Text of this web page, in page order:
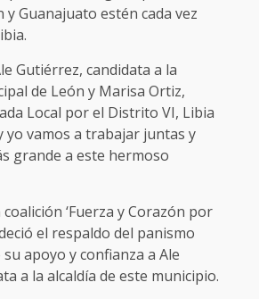
y Guanajuato estén cada vez
Gutiérrez, candidata a la
de León y Marisa Ortiz,
Local por el Distrito VI, Libia
yo vamos a trabajar juntas y
grande a este hermoso
‘Fuerza y Corazón por
el respaldo del panismo
apoyo y confianza a Ale
a la alcaldía de este municipio.